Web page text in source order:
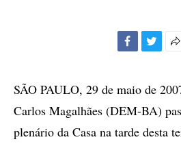
SÃO PAULO, 29 de maio de
Carlos Magalhães (DEM-BA)
plenário da Casa na tarde desta